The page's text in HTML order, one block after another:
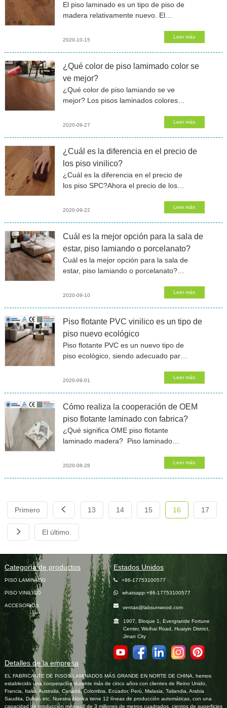
El piso laminado es un tipo de piso de
madera relativamente nuevo. El
propiedades decorativas, alta
2020-10-15
Leer más
¿Qué color de piso lamimado color se
ve mejor?
¿Qué color de piso lamiando se ve
mejor? Los pisos laminados colores
una de las opciones más rentables,
2020-09-27
Leer más
¿Cuál es la diferencia en el precio de
los piso vinilico?
¿Cuál es la diferencia en el precio de
los piso SPC?Ahora el precio de los
es diferente, y las materias primas de
2020-09-22
Leer más
Cuál es la mejor opción para la sala de
estar, piso lamiando o porcelanato?
Cuál es la mejor opción para la sala de
estar, piso lamiando o porcelanato?
clientes en la actualidad.Si hay adultos
2020-09-10
Leer más
Piso flotante PVC vinilico es un tipo de
piso nuevo ecológico
Piso flotante PVC es un nuevo tipo de
piso ecológico, siendo adecuado para
todoposeroso. PVC es un tipo de
2020-09-01
Leer más
Cómo realiza la cooperación de OEM
piso flotante laminado con fabrica?
¿Qué significa OME piso flotante
laminado madera? Piso laminado
Inglés de Fabricante de Equipo
2020-08-28
Leer más
Primero 13 14 15 16 17
El último.
Categoría de productos
PISO LAMINADO
PISO VINILICO
ACCESORIOS
Estados Unidos
+86-17753100577
whatsapp:+86-17753100577
ventas@labsunwood.com
1907, Bloque 1, Evergrande Fortune
Center, Weihai Road, Huaiyin District,
Jinan City
Detalles de la empresa
EL FABRICANTE DE PISOS LAMINADOS MÁS GRANDE EN NORTE DE CHINA, hemos
establecido una cooperación durante más de cinco años con clientes de Reino Unido,
Francia, Italia, Australia, Canadá, Colombia, Ecuador, Perú, Malasia, Tailandia, Arabia
Saudita, Dubai, etc. Nuestra fábrica tiene 12 líneas de producción automáticas, con una
capacidad de producción mensual de 3 millones de metros cuadrados, cientos de superficies